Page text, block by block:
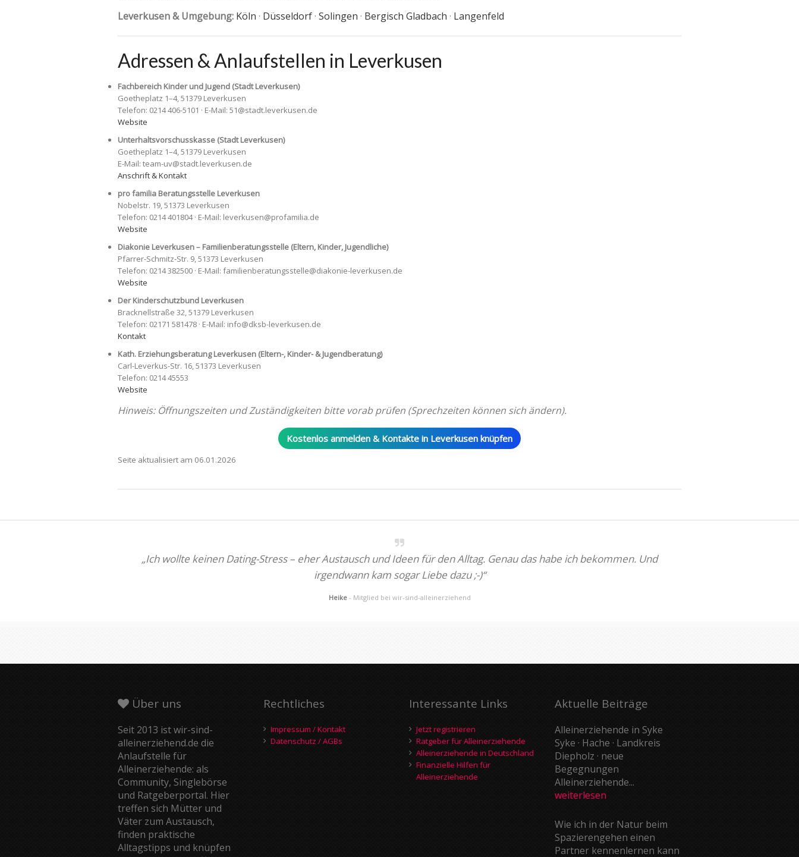
Leverkusen & Umgebung: Köln · Düsseldorf· Solingen · Bergisch Gladbach · Langenfeld
Adressen & Anlaufstellen in Leverkusen
Fachbereich Kinder und Jugend (Stadt Leverkusen)
Goetheplatz 1–4, 51379 Leverkusen
Telefon: 0214 406-5101 · E-Mail: 51@stadt.leverkusen.de
Website
Unterhaltsvorschusskasse (Stadt Leverkusen)
Goetheplatz 1–4, 51379 Leverkusen
E-Mail: team-uv@stadt.leverkusen.de
Anschrift & Kontakt
pro familia Beratungsstelle Leverkusen
Nobelstr. 19, 51373 Leverkusen
Telefon: 0214 401804 · E-Mail: leverkusen@profamilia.de
Website
Diakonie Leverkusen – Familienberatungsstelle (Eltern, Kinder, Jugendliche)
Pfarrer-Schmitz-Str. 9, 51373 Leverkusen
Telefon: 0214 382500 · E-Mail: familienberatungsstelle@diakonie-leverkusen.de
Website
Der Kinderschutzbund Leverkusen
Bracknellstraße 32, 51379 Leverkusen
Telefon: 02171 581478 · E-Mail: info@dksb-leverkusen.de
Kontakt
Kath. Erziehungsberatung Leverkusen (Eltern-, Kinder- & Jugendberatung)
Carl-Leverkus-Str. 16, 51373 Leverkusen
Telefon: 0214 45553
Website
Hinweis: Öffnungszeiten und Zuständigkeiten bitte vorab prüfen (Sprechzeiten können sich ändern).
Kostenlos anmelden & Kontakte in Leverkusen knüpfen
Seite aktualisiert am 06.01.2026
„Ich wollte keinen Dating-Stress – eher Austausch und Ideen für den Alltag. Genau das habe ich bekommen. Und
irgendwann kam sogar Liebe dazu ;-)“
Heike - Mitglied bei wir-sind-alleinerziehend
Über uns
Seit 2013 ist wir-sind-
alleinerziehend.de die
Anlaufstelle für
Alleinerziehende: als
Community, Singlebörse
und Ratgeberportal. Hier
treffen sich Mütter und
Väter zum Austausch,
finden praktische
Alltagstipps und knüpfen
Rechtliches
Impressum / Kontakt
Datenschutz / AGBs
Interessante Links
Jetzt registrieren
Ratgeber für Alleinerziehende
Alleinerziehende in Deutschland
Finanzielle Hilfen für
Alleinerziehende
Aktuelle Beiträge
Alleinerziehende in Syke
Syke · Hache · Landkreis
Diepholz · neue
Begegnungen
Alleinerziehende...
weiterlesen
Wie ich in der Natur beim
Spazierengehen einen
Partner kennenlernen kann